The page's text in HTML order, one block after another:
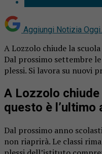
Aggiungi Notizia
A Lozzolo chiude la
Dal prossimo settembre
plessi. Si lavora su nuovi
A Lozzolo
questo è l’ultimo
Dal prossimo anno
non riaprirà. Le classi